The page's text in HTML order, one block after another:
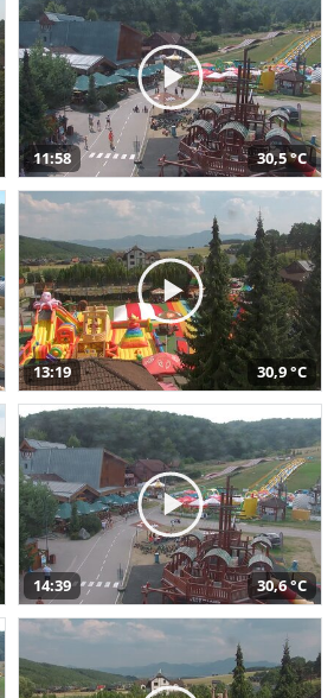
11:58 30,5 °C
13:19 30,9 °C
14:39 30,6 °C